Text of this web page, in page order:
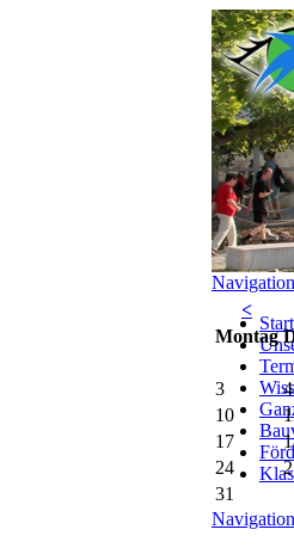
<
Montag
3
4
10
17
24
31